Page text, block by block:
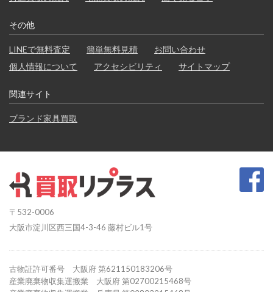
その他
LINEで無料査定 簡単無料見積
お問い合わせ
個人情報について
アクセシビリティ サイトマップ
関連サイト
ブランド家具買取
〒532-0006
大阪市淀川区西三国4-3-46 藤村ビル1号
古物証許可番号 大阪府 第621150183206号
産業廃棄物収集運搬業 大阪府 第02700215468号